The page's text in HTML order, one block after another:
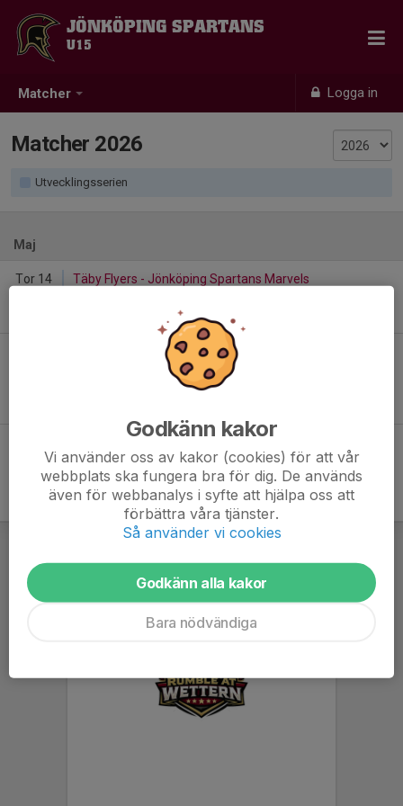
Matcher Logga in
JÖNKÖPING SPARTANS
U15
Matcher 2026
Utvecklingsserien
Maj
Tor 14
Täby Flyers - Jönköping Spartans Marvels
Stockholm Mean Machines IF - Jönköping
Spartans Marvels
Godkänn kakor
Vi använder oss av kakor (cookies) för att vår
webbplats ska fungera bra för dig. De används
även för webbanalys i syfte att hjälpa oss att
förbättra våra tjänster.
Så använder vi cookies
Godkänn alla kakor
Bara nödvändiga